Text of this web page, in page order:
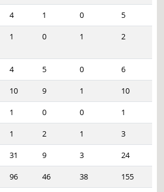
4 1 0
5
1 0 1 2
4 5 0
6
10 9 1
10
1 0 0
1
1 2 1
3
31 9 3
24
96 46 38
155